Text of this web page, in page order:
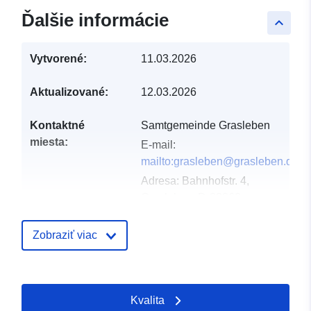
keyboard_arrow_up
Ďalšie informácie
Vytvorené: 11.03.2026
Aktualizované: 12.03.2026
Kontaktné
miesta:
Samtgemeinde Grasleben
E-mail:
mailto:grasleben@grasleben.de
Adresa: Bahnhofstr. 4,
Pridané k údajom.europa.eu:
Zobraziť viac
Kvalita